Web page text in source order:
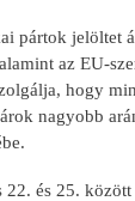
pártok jelöltet
az EU-
hogy
nagyobb
és 25.